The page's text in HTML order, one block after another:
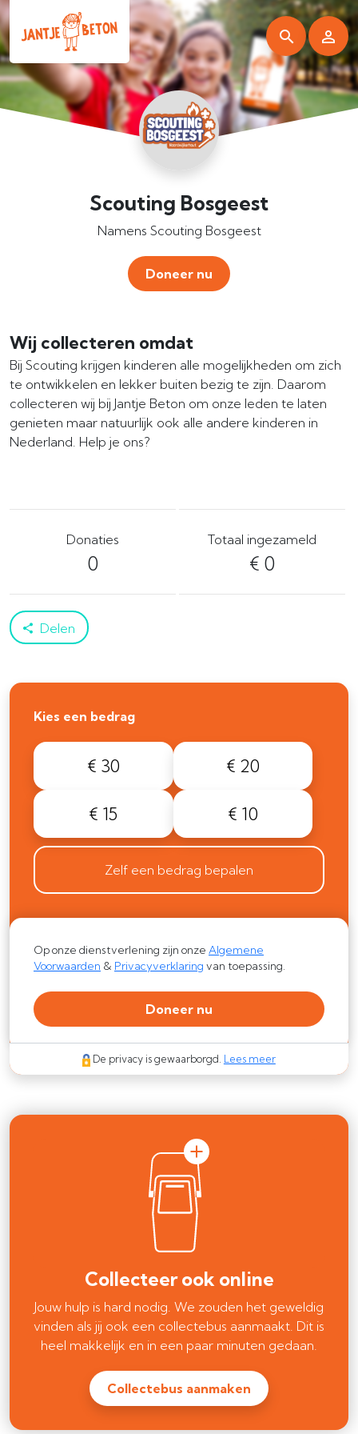
Scouting Bosgeest
Namens Scouting Bosgeest
Doneer nu
Wij collecteren omdat
Bij Scouting krijgen kinderen alle mogelijkheden om zich
te ontwikkelen en lekker buiten bezig te zijn. Daarom
collecteren wij bij Jantje Beton om onze leden te laten
genieten maar natuurlijk ook alle andere kinderen in
Nederland. Help je ons?
Donaties
0
Totaal ingezameld
€ 0
Delen
Kies een bedrag
€ 30 € 20
€ 15 € 10
Zelf een bedrag bepalen
Op onze dienstverlening zijn onze Algemene
Voorwaarden & Privacyverklaring van toepassing.
Doneer nu
De privacy is gewaarborgd. Lees meer
Collecteer ook online
Jouw hulp is hard nodig. We zouden het geweldig
vinden als jij ook een collectebus aanmaakt. Dit is
heel makkelijk en in een paar minuten gedaan.
Collectebus aanmaken